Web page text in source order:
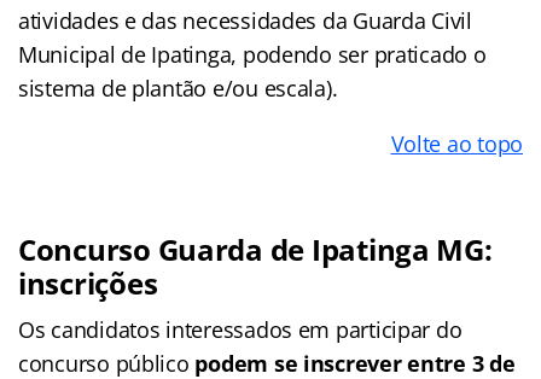
atividades e das necessidades da Guarda Civil
Municipal de Ipatinga, podendo ser praticado o
sistema de plantão e/ou escala).
Volte ao topo
Concurso Guarda de Ipatinga MG:
inscrições
Os candidatos interessados em participar do
concurso público podem se inscrever entre 3 de